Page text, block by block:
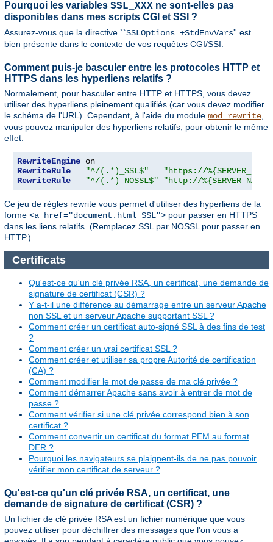
Pourquoi les variables SSL_XXX ne sont-elles pas
disponibles dans mes scripts CGI et SSI ?
Assurez-vous que la directive ``SSLOptions +StdEnvVars'' est
bien présente dans le contexte de vos requêtes CGI/SSI.
Comment puis-je basculer entre les protocoles HTTP et
HTTPS dans les hyperliens relatifs ?
Normalement, pour basculer entre HTTP et HTTPS, vous devez
utiliser des hyperliens pleinement qualifiés (car vous devez modifier
le schéma de l'URL). Cependant, à l'aide du module mod_rewrite
vous pouvez manipuler des hyperliens relatifs, pour obtenir le même
effet.
RewriteEngine
RewriteRule
"^/(.*)_SSL$"
"https://
RewriteRule
"^/(.*)_NOSSL$" "http://
Ce jeu de règles rewrite vous permet d'utiliser des hyperliens de la
forme <a href="document.html_SSL"> pour passer en HTTPS
dans les liens relatifs. (Remplacez SSL par NOSSL pour passer en
HTTP.)
Certificats
Qu'est-ce qu'un clé privée RSA, un certificat, une demande de
signature de certificat (CSR) ?
Y a-t-il une différence au démarrage entre un serveur Apache
non SSL et un serveur Apache supportant SSL ?
Comment créer un certificat auto-signé SSL à des fins de test
?
Comment créer un vrai certificat SSL ?
Comment créer et utiliser sa propre Autorité de certification
(CA) ?
Comment modifier le mot de passe de ma clé privée ?
Comment démarrer Apache sans avoir à entrer de mot de
passe ?
Comment vérifier si une clé privée correspond bien à son
certificat ?
Comment convertir un certificat du format PEM au format
DER ?
Pourquoi les navigateurs se plaignent-ils de ne pas pouvoir
vérifier mon certificat de serveur ?
Qu'est-ce qu'un clé privée RSA, un certificat, une
demande de signature de certificat (CSR) ?
Un fichier de clé privée RSA est un fichier numérique que vous
pouvez utiliser pour déchiffrer des messages que l'on vous a